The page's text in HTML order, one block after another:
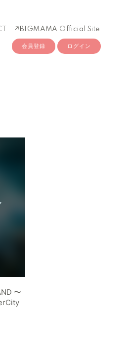
↗︎BIGMAMA Official Site
会員登録 ログイン
〜